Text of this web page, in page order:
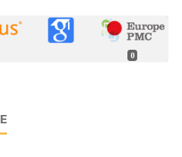
0